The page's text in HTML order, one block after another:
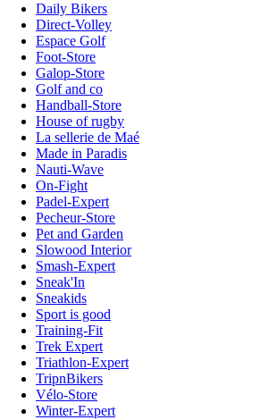
Daily Bikers
Direct-Volley
Espace Golf
Foot-Store
Galop-Store
Golf and co
Handball-Store
House of rugby
La sellerie de Maé
Made in Paradis
Nauti-Wave
On-Fight
Padel-Expert
Pecheur-Store
Pet and Garden
Slowood Interior
Smash-Expert
Sneak'In
Sneakids
Sport is good
Training-Fit
Trek Expert
Triathlon-Expert
TripnBikers
Vélo-Store
Winter-Expert